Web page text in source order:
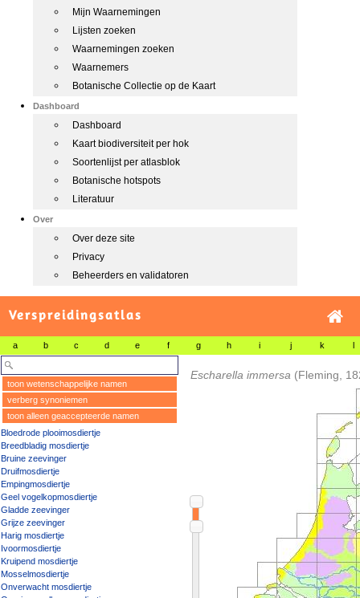
Mijn Waarnemingen
Lijsten zoeken
Waarnemingen zoeken
Waarnemers
Botanische Collectie op de Kaart
Dashboard
Dashboard
Kaart biodiversiteit per hok
Soortenlijst per atlasblok
Botanische hotspots
Literatuur
Over
Over deze site
Privacy
Beheerders en validatoren
Verspreidingsatlas
a b c d e f g h i j k l
toon wetenschappelijke namen
verberg synoniemen
toon alleen geaccepteerde namen
Bloedrode plooimosdiertje
Breedbladig mosdiertje
Bruine zeevinger
Druifmosdiertje
Empingmosdiertje
Geel vogelkopmosdiertje
Gladde zeevinger
Grijze zeevinger
Harig mosdiertje
Ivoormosdiertje
Kruipend mosdiertje
Mosselmosdiertje
Onverwacht mosdiertje
Escharella immersa (Fleming,